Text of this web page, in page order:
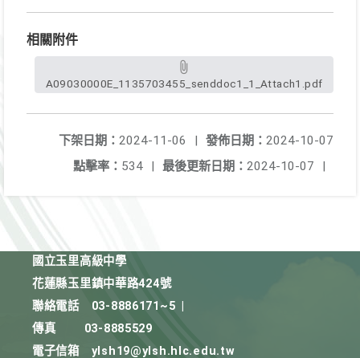
相關附件
A09030000E_1135703455_senddoc1_1_Attach1.pdf
發佈日期： 2024-10-07
下架日期： 2024-11-06
|
最後更新日期： 2024-10-07 |
點擊率： 534 |
國立玉里高級中學
花蓮縣玉里鎮中華路424號
聯絡電話
03-8886171~5
傳真
03-8885529
電子信箱
ylsh19@ylsh.hlc.edu.tw